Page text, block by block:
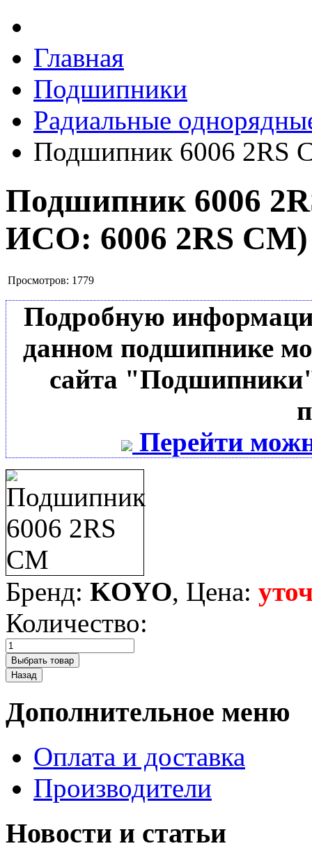
Ивантеевка, подшипники, пневматика, метизы, техника,
Главная
Подшипники
Радиальные
Подшипник 6006 2RS
Подшипник 6006
ИСО: 6006 2RS CM)
Просмотров: 1779
Подробную
данном подшипнике
сайта
Перейти
Бренд: KOYO, Цена:
Количество:
Дополнительное меню
Оплата и доставка
Производители
Новости и статьи